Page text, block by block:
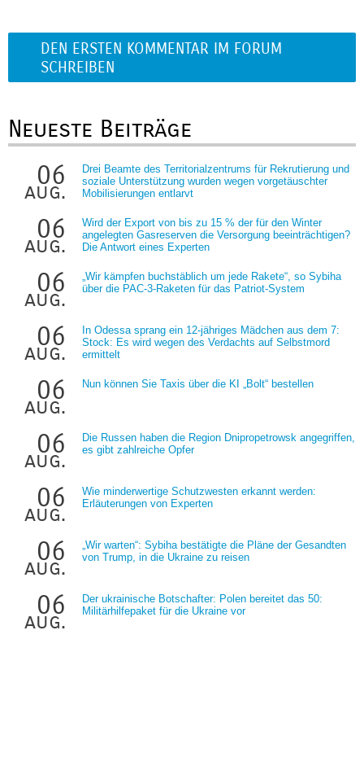
DEN ERSTEN KOMMENTAR IM FORUM
SCHREIBEN
Neueste Beiträge
06
aug.
Drei Beamte des Territorialzentrums für Rekrutierung und
soziale Unterstützung wurden wegen vorgetäuschter
Mobilisierungen entlarvt
06
aug.
Wird der Export von bis zu 15 % der für den Winter
angelegten Gasreserven die Versorgung beeinträchtigen?
Die Antwort eines Experten
06
aug.
„Wir kämpfen buchstäblich um jede Rakete“, so Sybiha
über die PAC-3-Raketen für das Patriot-System
06
aug.
In Odessa sprang ein 12-jähriges Mädchen aus dem 7:
Stock: Es wird wegen des Verdachts auf Selbstmord
ermittelt
06
aug.
Nun können Sie Taxis über die KI „Bolt“ bestellen
06
aug.
Die Russen haben die Region Dnipropetrowsk angegriffen,
es gibt zahlreiche Opfer
06
aug.
Wie minderwertige Schutzwesten erkannt werden:
Erläuterungen von Experten
06
aug.
„Wir warten“: Sybiha bestätigte die Pläne der Gesandten
von Trump, in die Ukraine zu reisen
06
aug.
Der ukrainische Botschafter: Polen bereitet das 50:
Militärhilfepaket für die Ukraine vor